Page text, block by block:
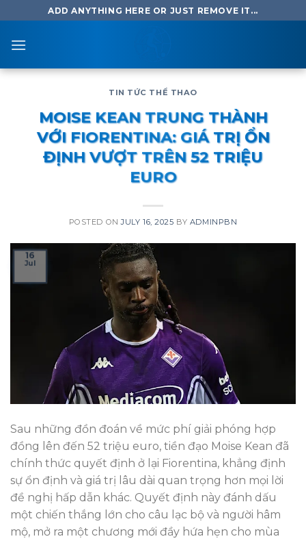
to
content
ADD ANYTHING HERE OR JUST REMOVE IT...
TIN TỨC THỂ THAO
MOISE KEAN TRUNG THÀNH
VỚI FIORENTINA: GIÁ TRỊ ỔN
ĐỊNH VƯỢT TRÊN 52 TRIỆU
EURO
POSTED ONJULY 16, 2025 BY ADMINPBN
16
Jul
Sau những đồn đoán về mức phí giải phóng hợp
đồng lên đến 52 triệu euro, tiền đạo Moise Kean đã
chính thức quyết định ở lại Fiorentina, khẳng định
sự ổn định và giá trị lâu dài quan trọng hơn mọi lời
đề nghị hấp dẫn khác. Quyết định này đánh dấu
một chiến thắng lớn cho câu lạc bộ và người hâm
mộ, mở ra một chương mới đầy hứa hẹn cho mùa